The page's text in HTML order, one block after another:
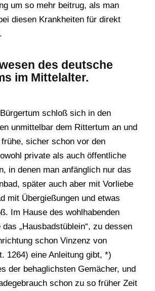
um so mehr beitrug, als man
diesen Krankheiten für direkt
des deutsche
im Mittelalter.
schloß sich in den
unmittelbar dem Rittertum an und
sicher schon vor den
private als auch öffentliche
in denen man anfänglich nur das
später auch aber mit Vorliebe
mit Übergießungen und etwas
Im Hause des wohlhabenden
„Hausbadstüblein“, zu dessen
schon Vinzenz von
1264) eine Anleitung gibt, *)
der behaglichsten Gemächer, und
schon zu so früher Zeit